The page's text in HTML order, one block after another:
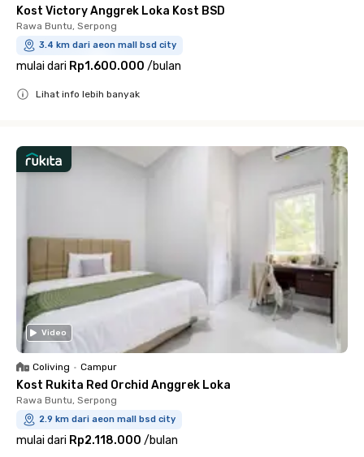
Kost Victory Anggrek Loka Kost BSD
Rawa Buntu, Serpong
3.4 km dari aeon mall bsd city
mulai dari Rp1.600.000 /bulan
Lihat info lebih banyak
Video
Coliving • Campur
Kost Rukita Red Orchid Anggrek Loka
Rawa Buntu, Serpong
2.9 km dari aeon mall bsd city
mulai dari Rp2.118.000 /bulan